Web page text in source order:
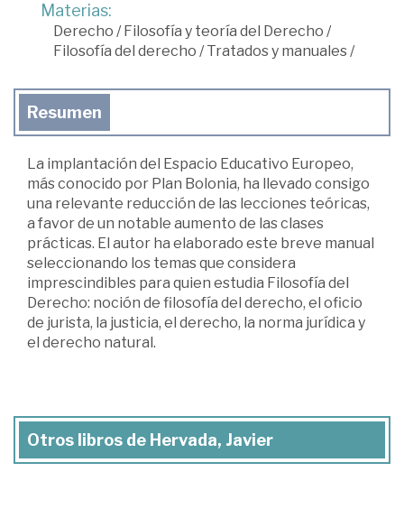
Materias:
Derecho / Filosofía y teoría del Derecho /
Filosofía del derecho /Tratados y manuales/
Resumen
La implantación del Espacio Educativo Europeo,
más conocido por Plan Bolonia, ha llevado consigo
una relevante reducción de las lecciones teóricas,
a favor de un notable aumento de las clases
prácticas. El autor ha elaborado este breve manual
seleccionando los temas que considera
imprescindibles para quien estudia Filosofía del
Derecho: noción de filosofía del derecho, el oficio
de jurista, la justicia, el derecho, la norma jurídica y
el derecho natural.
Otros libros de Hervada, Javier